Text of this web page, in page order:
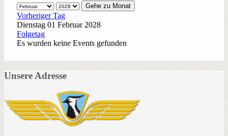
Gehe zu Monat
Vorheriger Tag
Dienstag 01 Februar 2028
Folgetag
Es wurden keine Events gefunden
Unsere Adresse